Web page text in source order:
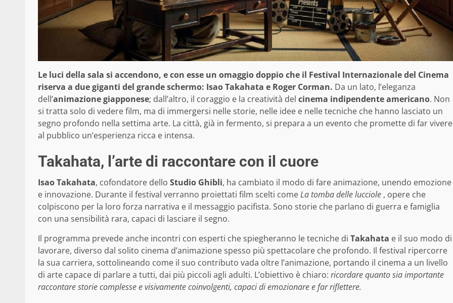
Le luci della sala si accendono, e con esse un omaggio doppio che il Festival Internazionale del Cinema
riserva a due giganti del grande schermo: Isao Takahata e Roger Corman. Da un lato, l’eleganza
dell’animazione giapponese; dall’altro, il coraggio e la creatività del cinema indipendente americano. Non
si tratta solo di vedere film, ma di immergersi nelle storie, nelle idee e nelle tecniche che hanno lasciato un
segno profondo nella settima arte. La città, già in fermento, si prepara a un evento che promette di far vivere
al pubblico un’esperienza ricca e intensa.
Takahata, l’arte di raccontare con il cuore
Isao Takahata, cofondatore dello Studio Ghibli, ha cambiato il modo di fare animazione, unendo emozione
e innovazione. Durante il festival verranno proiettati film scelti comeLa tomba delle lucciole , opere che
colpiscono per la loro forza narrativa e il messaggio pacifista. Sono storie che parlano di guerra e famiglia
con una sensibilità rara, capaci di lasciare il segno.
Il programma prevede anche incontri con esperti che spiegheranno le tecniche di Takahata e il suo modo di
lavorare, diverso dal solito cinema d’animazione spesso più spettacolare che profondo. Il festival ripercorre
la sua carriera, sottolineando come il suo contributo vada oltre l’animazione, portando il cinema a un livello
di arte capace di parlare a tutti, dai più piccoli agli adulti. L’obiettivo è chiaro: ricordare quanto sia importante
raccontare storie complesse e visivamente coinvolgenti, capaci di emozionare e far riflettere.